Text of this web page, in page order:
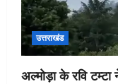
उत्तराखंड
अल्मोड़ा के रवि